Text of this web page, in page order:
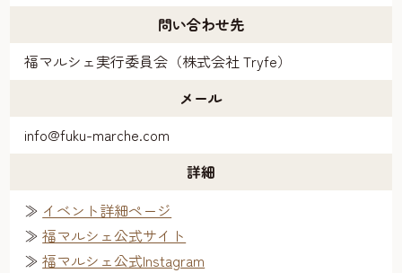
問い合わせ先
福マルシェ実行委員会（株式会社 Tryfe）
メール
info@fuku-marche.com
詳細
≫ イベント詳細ページ
≫福マルシェ公式サイト
≫福マルシェ公式Instagram